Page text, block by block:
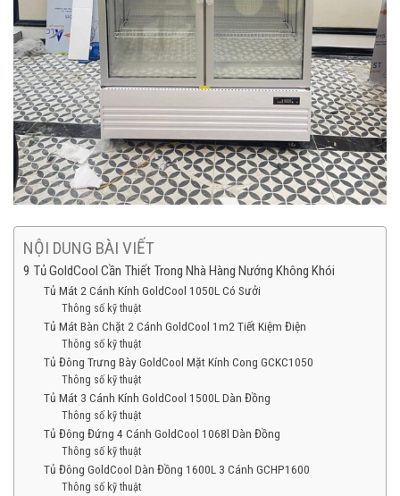
NỘI DUNG BÀI VIẾT
9 Tủ GoldCool Cần Thiết Trong Nhà Hàng Nướng Không Khói
Tủ Mát 2 Cánh Kính GoldCool 1050L Có Sưởi
Thông số kỹ thuật
Tủ Mát Bàn Chặt 2 Cánh GoldCool 1m2 Tiết Kiệm Điện
Thông số kỹ thuật
Tủ Đông Trưng Bày GoldCool Mặt Kính Cong GCKC1050
Thông số kỹ thuật
Tủ Mát 3 Cánh Kính GoldCool 1500L Dàn Đồng
Thông số kỹ thuật
Tủ Đông Đứng 4 Cánh GoldCool 1068l Dàn Đồng
Thông số kỹ thuật
Tủ Đông GoldCool Dàn Đồng 1600L 3 Cánh GCHP1600
Thông số kỹ thuật